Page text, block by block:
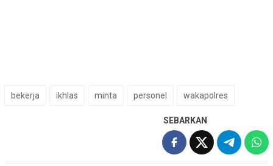
bekerja ikhlas minta personel wakapolres
SEBARKAN